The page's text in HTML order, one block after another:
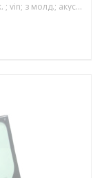
Примітка: зел.; кріп.датч.запотів. ; з кріпл.дзерк. ; vin; з молд.; акуст; 1598*942